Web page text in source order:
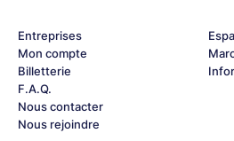
Entreprises
Mon compte
Billetterie
F.A.Q.
Nous contacter
Nous rejoindre